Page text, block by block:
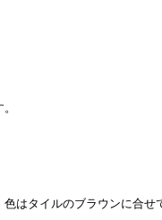
タイルのブラウンに合せ